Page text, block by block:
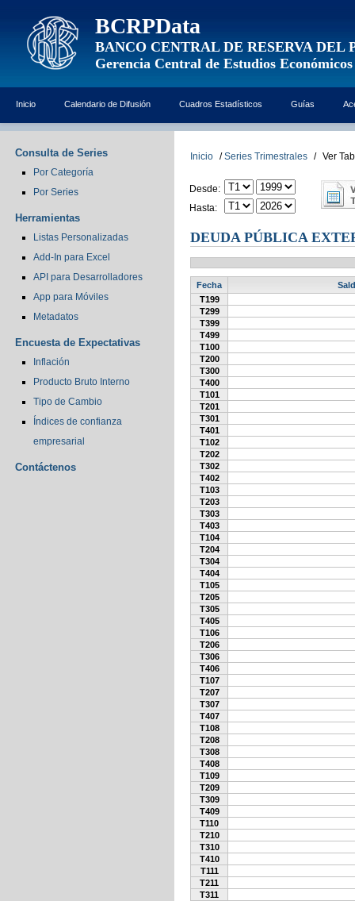
BCRPData
BANCO CENTRAL DE RESERVA DEL
Gerencia Central de Estudios Económicos
Inicio Calendario de Difusión Cuadros Estadísticos Guías
Consulta de Series
Por Categoría
Por Series
Herramientas
Listas Personalizadas
Add-In para Excel
API para Desarrolladores
App para Móviles
Metadatos
Encuesta de Expectativas
Inflación
Producto Bruto Interno
Tipo de Cambio
Índices de confianza
empresarial
Contáctenos
Inicio / Series Trimestrales / Ver
Desde:
Hasta:
DEUDA PÚBLICA
Fecha
T199
T299
T399
T499
T100
T200
T300
T400
T101
T201
T301
T401
T102
T202
T302
T402
T103
T203
T303
T403
T104
T204
T304
T404
T105
T205
T305
T405
T106
T206
T306
T406
T107
T207
T307
T407
T108
T208
T308
T408
T109
T209
T309
T409
T110
T210
T310
T410
T111
T211
T311